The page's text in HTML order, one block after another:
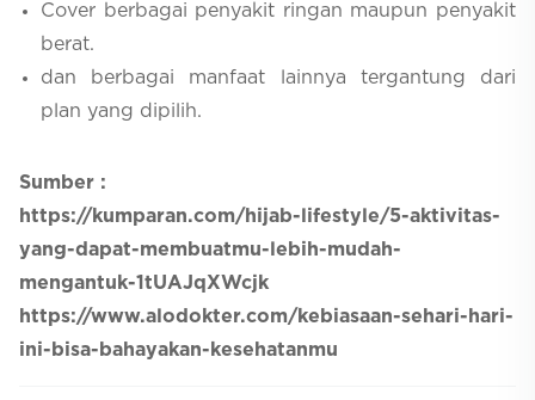
Cover berbagai penyakit ringan maupun penyakit
berat.
dan berbagai manfaat lainnya tergantung dari
plan yang dipilih.
Sumber :
https://kumparan.com/hijab-lifestyle/5-aktivitas-
yang-dapat-membuatmu-lebih-mudah-
mengantuk-1tUAJqXWcjk
https://www.alodokter.com/kebiasaan-sehari-hari-
ini-bisa-bahayakan-kesehatanmu